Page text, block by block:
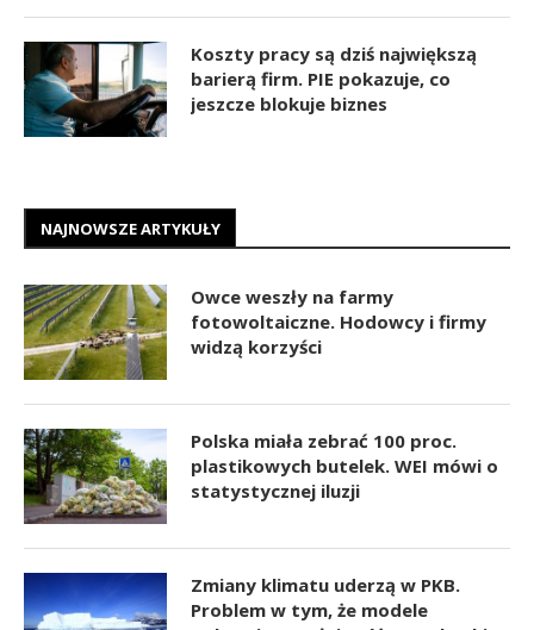
Koszty pracy są dziś największą
barierą firm. PIE pokazuje, co
jeszcze blokuje biznes
NAJNOWSZE ARTYKUŁY
Owce weszły na farmy
fotowoltaiczne. Hodowcy i firmy
widzą korzyści
Polska miała zebrać 100 proc.
plastikowych butelek. WEI mówi o
statystycznej iluzji
Zmiany klimatu uderzą w PKB.
Problem w tym, że modele